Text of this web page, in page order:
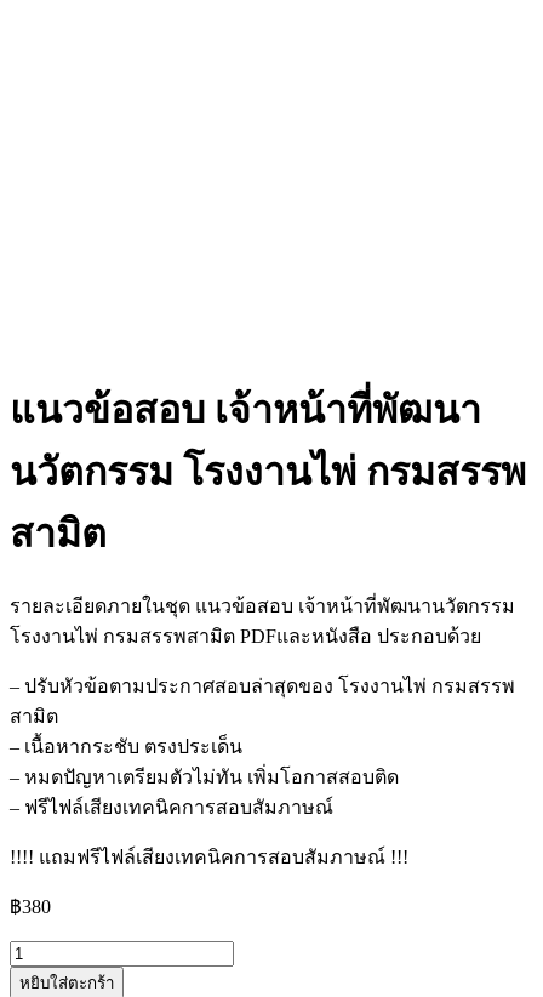
แนวข้อสอบ เจ้าหน้าที่พัฒนา
นวัตกรรม โรงงานไพ่ กรมสรรพ
สามิต
รายละเอียดภายในชุด แนวข้อสอบ เจ้าหน้าที่พัฒนานวัตกรรม
โรงงานไพ่ กรมสรรพสามิต PDFและหนังสือ ประกอบด้วย
– ปรับหัวข้อตามประกาศสอบล่าสุดของ โรงงานไพ่ กรมสรรพ
สามิต
– เนื้อหากระชับ ตรงประเด็น
– หมดปัญหาเตรียมตัวไม่ทัน เพิ่มโอกาสสอบติด
– ฟรีไฟล์เสียงเทคนิคการสอบสัมภาษณ์
!!!! แถมฟรีไฟล์เสียงเทคนิคการสอบสัมภาษณ์ !!!
฿380
จำนวน
แนว
หยิบใส่ตะกร้า